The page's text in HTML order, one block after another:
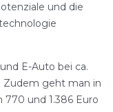
und die
E-Auto bei ca.
Zudem geht man in
770 und 1.386 Euro